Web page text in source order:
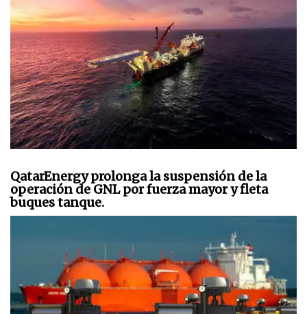
QatarEnergy prolonga la suspensión de la
operación de GNL por fuerza mayor y fleta
buques tanque.